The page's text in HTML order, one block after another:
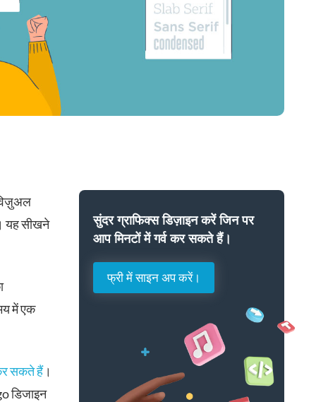
यह सीखने
में एक
सकते हैं।
डिजाइन
सुंदर ग्राफिक्स डिज़ाइन करें जिन पर
आप मिनटों में गर्व कर सकते हैं।
फ्री में साइन अप करें।